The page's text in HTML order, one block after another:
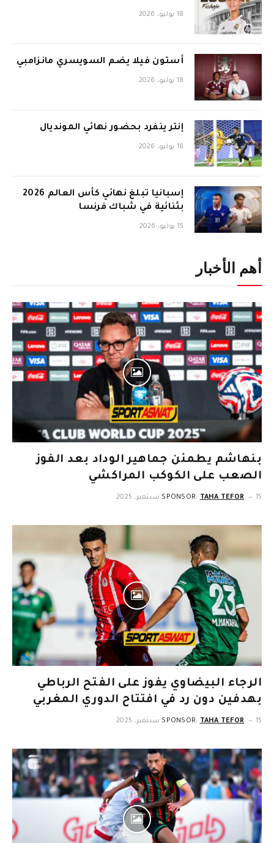
18 يوليو، 2026
أستون فيلا يضم السويسري مانزامبي
18 يوليو، 2026
إنتر ينفرد بحضور نهائي المونديال
18 يوليو، 2026
إسبانيا تبلغ نهائي كأس العالم 2026
بثنائية في شباك فرنسا
15 يوليو، 2026
أهم الأخبار
بنهاشم يطمئن جماهير الوداد بعد الفوز
الصعب على الكوكب المراكشي
SPONSOR: TAHA TEFOR 15 سبتمبر، 2025
الرجاء البيضاوي يفوز على الفتح الرباطي
بهدفين دون رد في افتتاح الدوري المغربي
SPONSOR: TAHA TEFOR 15 سبتمبر، 2025